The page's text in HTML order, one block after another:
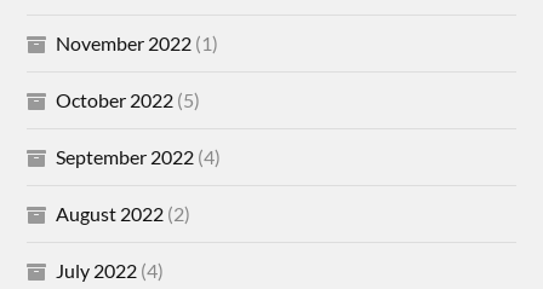
November 2022 (1)
October 2022 (5)
September 2022 (4)
August 2022 (2)
July 2022 (4)